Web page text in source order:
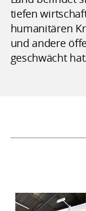
tiefen
humanitären
und andere
geschwächt